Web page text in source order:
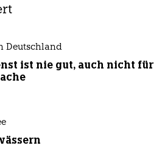
Deutschland
ist nie gut, auch nicht für